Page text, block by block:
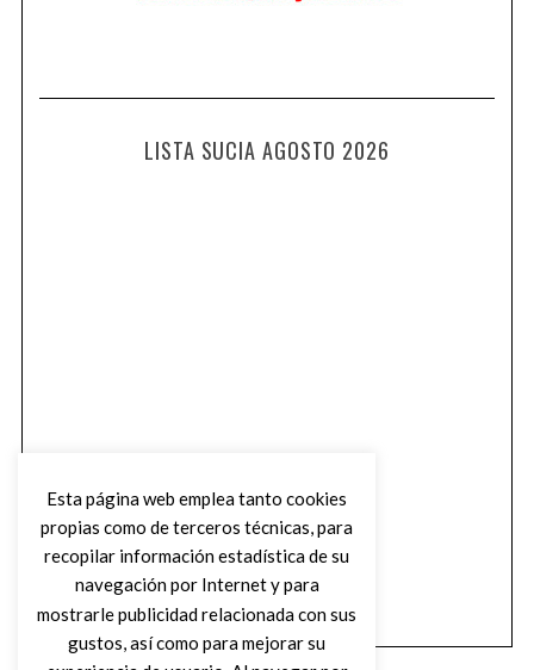
LISTA SUCIA AGOSTO 2026
Esta página web emplea tanto cookies
propias como de terceros técnicas, para
recopilar información estadística de su
navegación por Internet y para
mostrarle publicidad relacionada con sus
gustos, así como para mejorar su